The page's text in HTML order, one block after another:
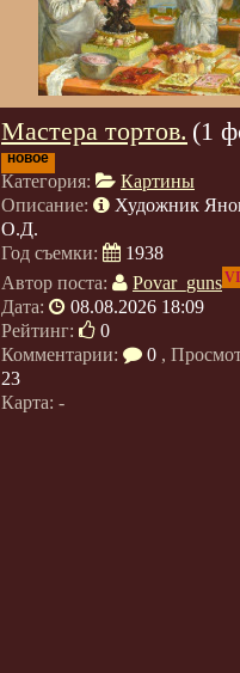
Мастера тортов. (1
новое
Категория:
Картины
Описание:
Художник
О.Д.
Год съемки:
1938
Автор поста:
Povar_guns
Дата:
08.08.2026 18:09
Рейтинг:
0
Комментарии:
0 ,
23
Карта: -